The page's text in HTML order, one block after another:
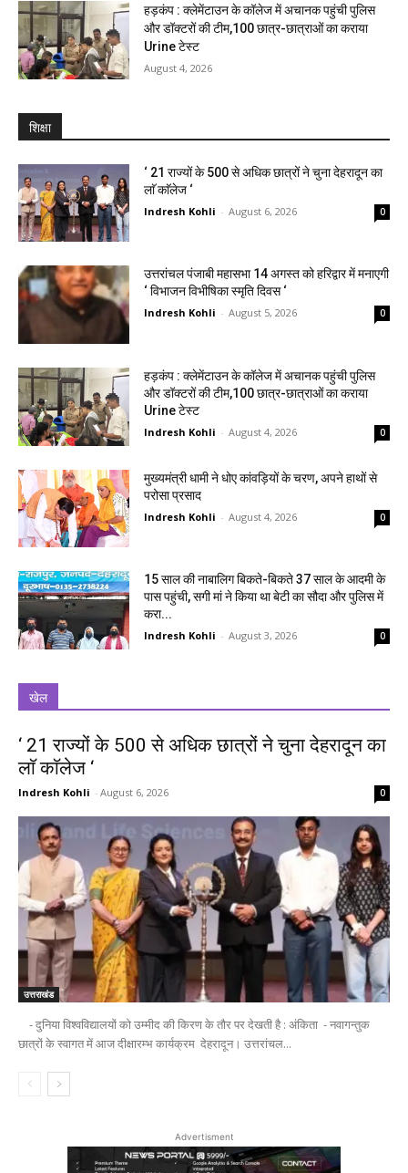
हड़कंप : क्लेमेंटाउन के कॉलेज में अचानक पहुंची पुलिस
और डॉक्टरों की टीम,100 छात्र-छात्राओं का कराया
Urine टेस्ट
August 4, 2026
शिक्षा
‘ 21 राज्यों के 500 से अधिक छात्रों ने चुना देहरादून का
लाॅ काॅलेज ‘
Indresh Kohli - August 6, 2026 0
उत्तरांचल पंजाबी महासभा 14 अगस्त को हरिद्वार में मनाएगी
‘ विभाजन विभीषिका स्मृति दिवस ‘
Indresh Kohli - August 5, 2026 0
हड़कंप : क्लेमेंटाउन के कॉलेज में अचानक पहुंची पुलिस
और डॉक्टरों की टीम,100 छात्र-छात्राओं का कराया
Urine टेस्ट
Indresh Kohli - August 4, 2026 0
मुख्यमंत्री धामी ने धोए कांवड़ियों के चरण, अपने हाथों से
परोसा प्रसाद
Indresh Kohli - August 4, 2026 0
15 साल की नाबालिग बिकते-बिकते 37 साल के आदमी के
पास पहुंची, सगी मां ने किया था बेटी का सौदा और पुलिस में
करा...
Indresh Kohli - August 3, 2026 0
खेल
‘ 21 राज्यों के 500 से अधिक छात्रों ने चुना देहरादून का
लाॅ काॅलेज ‘
Indresh Kohli - August 6, 2026 0
उत्तराखंड
- दुनिया विश्वविद्यालयों को उम्मीद की किरण के तौर पर देखती है : अंकिता - नवागन्तुक
छात्रों के स्वागत में आज दीक्षारम्भ कार्यक्रम देहरादून। उत्तरांचल...
Advertisment